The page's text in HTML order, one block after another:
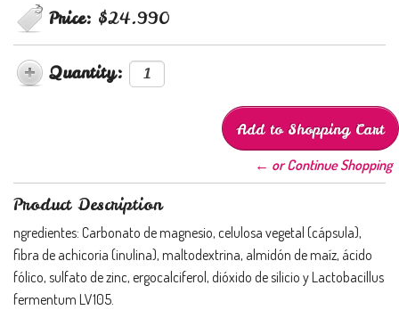
Price: $24.990
Quantity:
← or Continue Shopping
Product Description
ngredientes: Carbonato de magnesio, celulosa vegetal (cápsula),
fibra de achicoria (inulina), maltodextrina, almidón de maíz, ácido
fólico, sulfato de zinc, ergocalciferol, dióxido de silicio y Lactobacillus
fermentum LV105.